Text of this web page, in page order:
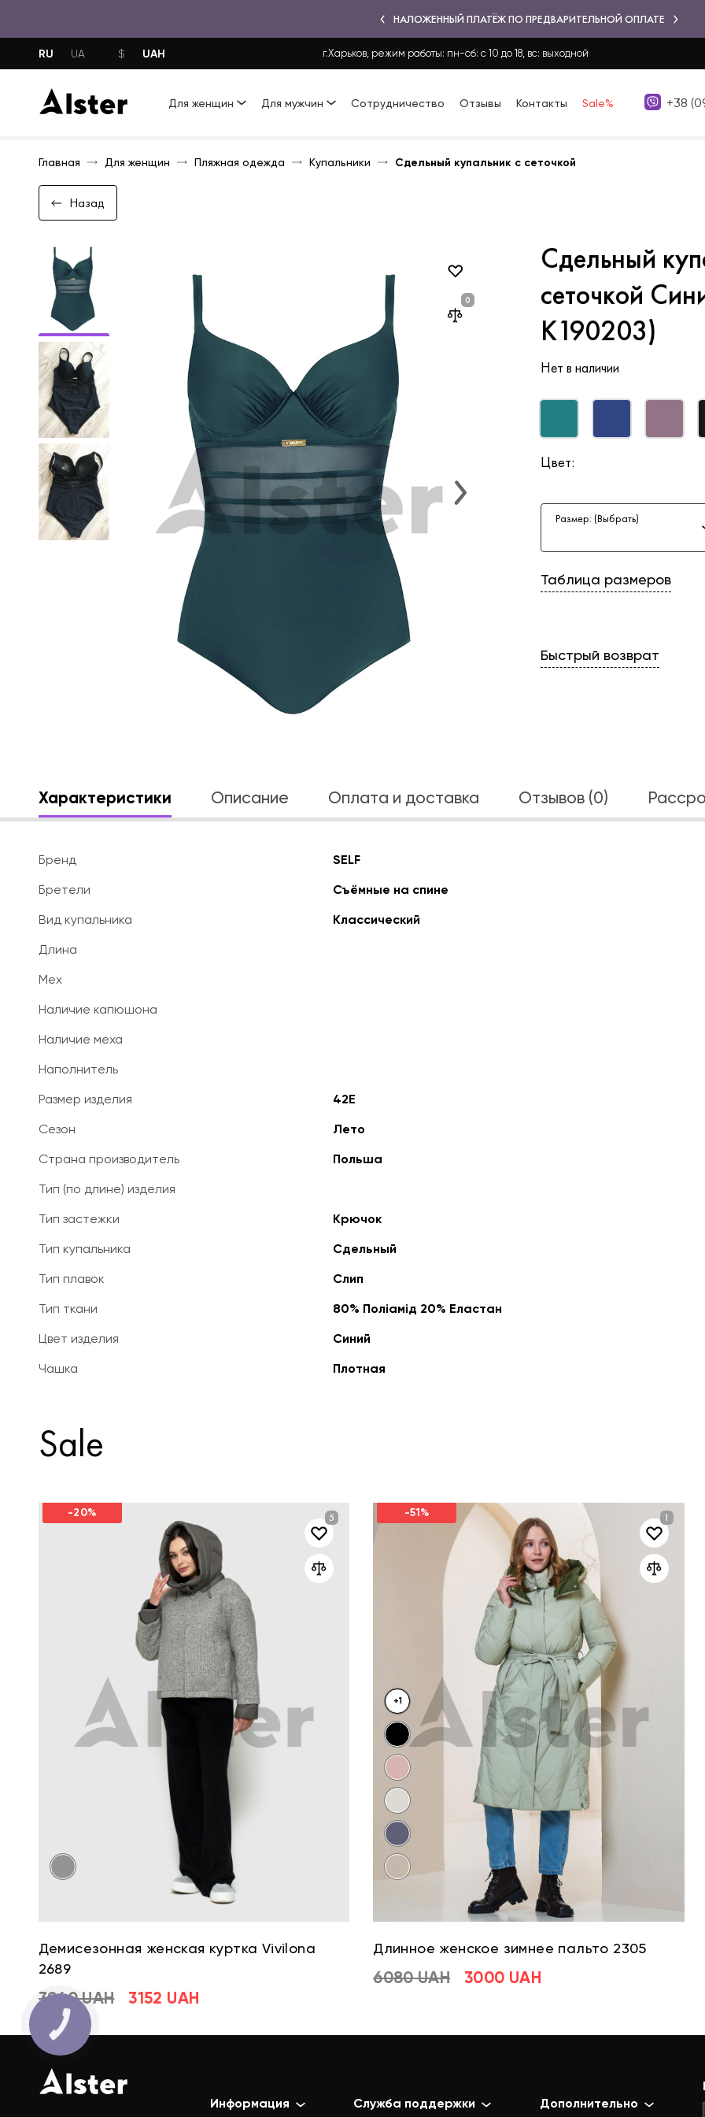
НАЛОЖЕННЫЙ ПЛАТЁЖ ПО ПРЕДВАРИТЕЛЬНОЙ ОПЛАТЕ
RU UA $ UAH г.Харьков, режим работы: пн-сб: с 10 до 18, вс: выходной
Для женщин Для мужчин Сотрудничество Отзывы Контакты Sale% +38
Главная Для женщин Пляжная одежда Купальники Сдельный купальник с сеточкой
Назад
Сдельный
сеточкой
K190203)
Нет в наличии
Цвет:
Размер: (Выбрать)
Таблица размеров
Быстрый возврат
Характеристики Описание Оплата и доставка Отзывов (0)
Бренд
SELF
Бретели
Съёмные на спине
Вид купальника
Классический
Длина
Мех
Наличие капюшона
Наличие меха
Наполнитель
Размер изделия
42E
Сезон
Лето
Страна производитель
Польша
Тип (по длине) изделия
Тип застежки
Крючок
Тип купальника
Сдельный
Тип плавок
Слип
Тип ткани
80% Поліамід 20% Еластан
Цвет изделия
Синий
Чашка
Плотная
Sale
-20%
Демисезонная женская куртка Vivilona
2689
3940 UAH 3152 UAH
-51%
+1
Длинное женское зимнее пальто 2305
6080 UAH 3000 UAH
Информация Служба поддержки Дополнительно